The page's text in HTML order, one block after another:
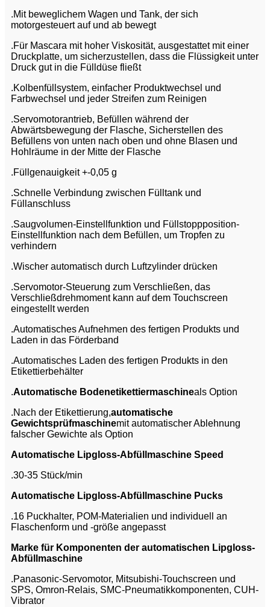
.Mit beweglichem Wagen und Tank, der sich
motorgesteuert auf und ab bewegt
.Für Mascara mit hoher Viskosität, ausgestattet mit einer
Druckplatte, um sicherzustellen, dass die Flüssigkeit unter
Druck gut in die Fülldüse fließt
.Kolbenfüllsystem, einfacher Produktwechsel und
Farbwechsel und jeder Streifen zum Reinigen
.Servomotorantrieb, Befüllen während der
Abwärtsbewegung der Flasche, Sicherstellen des
Befüllens von unten nach oben und ohne Blasen und
Hohlräume in der Mitte der Flasche
.Füllgenauigkeit +-0,05 g
.Schnelle Verbindung zwischen Fülltank und
Füllanschluss
.Saugvolumen-Einstellfunktion und Füllstoppposition-
Einstellfunktion nach dem Befüllen, um Tropfen zu
verhindern
.Wischer automatisch durch Luftzylinder drücken
.Servomotor-Steuerung zum Verschließen, das
Verschließdrehmoment kann auf dem Touchscreen
eingestellt werden
.Automatisches Aufnehmen des fertigen Produkts und
Laden in das Förderband
.Automatisches Laden des fertigen Produkts in den
Etikettierbehälter
.Automatische Bodenetikettiermaschineals Option
.Nach der Etikettierung,automatische
Gewichtsprüfmaschinemit automatischer Ablehnung
falscher Gewichte als Option
Automatische Lipgloss-Abfüllmaschine Speed
.30-35 Stück/min
Automatische Lipgloss-Abfüllmaschine Pucks
.16 Puckhalter, POM-Materialien und individuell an
Flaschenform und -größe angepasst
Marke für Komponenten der automatischen Lipgloss-
Abfüllmaschine
.Panasonic-Servomotor, Mitsubishi-Touchscreen und
SPS, Omron-Relais, SMC-Pneumatikkomponenten, CUH-
Vibrator